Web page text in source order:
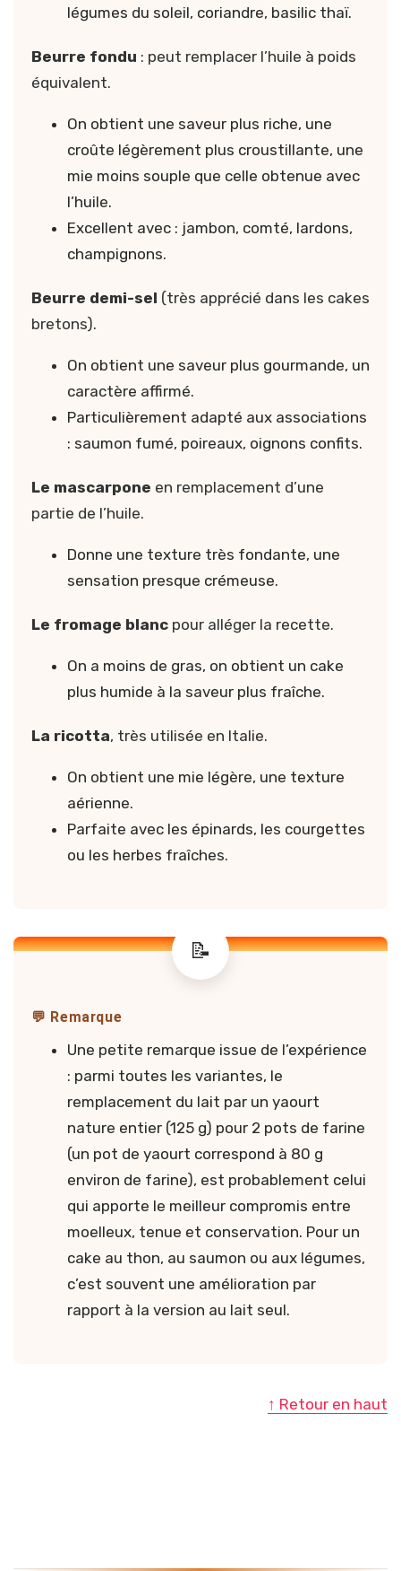
légumes du soleil, coriandre, basilic thaï.
Beurre fondu : peut remplacer l’huile à poids
équivalent.
On obtient une saveur plus riche, une
croûte légèrement plus croustillante, une
mie moins souple que celle obtenue avec
l’huile.
Excellent avec : jambon, comté, lardons,
champignons.
Beurre demi-sel (très apprécié dans les cakes
bretons).
On obtient une saveur plus gourmande, un
caractère affirmé.
Particulièrement adapté aux associations
: saumon fumé, poireaux, oignons confits.
Le mascarpone en remplacement d’une
partie de l’huile.
Donne une texture très fondante, une
sensation presque crémeuse.
Le fromage blanc pour alléger la recette.
On a moins de gras, on obtient un cake
plus humide à la saveur plus fraîche.
La ricotta, très utilisée en Italie.
On obtient une mie légère, une texture
aérienne.
Parfaite avec les épinards, les courgettes
ou les herbes fraîches.
💬 Remarque
Une petite remarque issue de l’expérience
: parmi toutes les variantes, le
remplacement du lait par un yaourt
nature entier (125 g) pour 2 pots de farine
(un pot de yaourt correspond à 80 g
environ de farine), est probablement celui
qui apporte le meilleur compromis entre
moelleux, tenue et conservation. Pour un
cake au thon, au saumon ou aux légumes,
c’est souvent une amélioration par
rapport à la version au lait seul.
↑ Retour en haut